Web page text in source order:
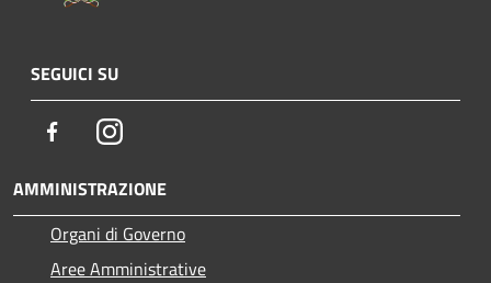
SEGUICI SU
FacebookInstagram
AMMINISTRAZIONE
Organi di Governo
Aree Amministrative